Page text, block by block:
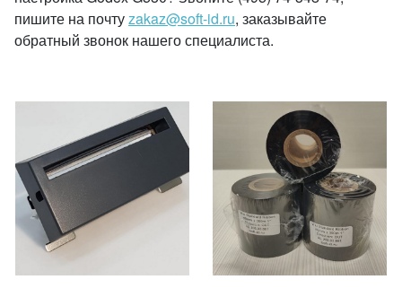
пишите на почтуzakaz@soft-id.ru, заказывайте
обратный звонок нашего специалиста.